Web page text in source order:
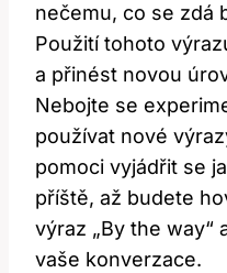
nečemu, co se zdá
Použití tohoto
a přinést novou
Nebojte se
používat nové
pomoci vyjádřit se
příště, až budete
výraz „By the way“
vaše konverzace.